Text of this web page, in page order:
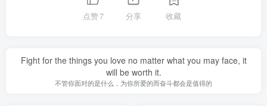
点赞7 分享 收藏
Fight for the things you love no matter what you may face, it
will be worth it.
不管你面对的是什么，为你所爱的而奋斗都会是值得的